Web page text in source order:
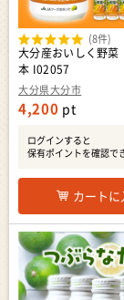
大分県大分市
大分産おいしく野
本 I02057
(8件)
4,200 pt
ログインすると
保有ポイントを確認で
カートに